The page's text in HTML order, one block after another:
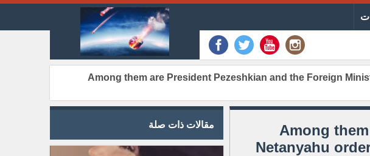
[EN] Among them are President Pezeshkian and the Foreign
[EN] Among
Netanyahu
مقالات ذات صلة